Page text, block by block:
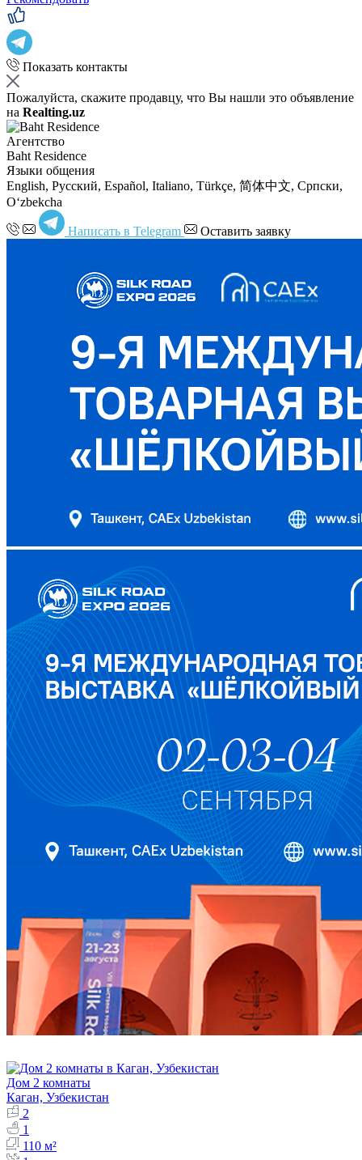
Показать контакты
Пожалуйста, скажите продавцу, что Вы нашли это объявление
на Realting.uz
Агентство
Baht Residence
Языки общения
English, Русский, Español, Italiano, Türkçe, 简体中文, Српски,
Oʻzbekcha
Написать в Telegram Оставить заявку
Дом 2 комнаты
Каган, Узбекистан
2
1
110 м²